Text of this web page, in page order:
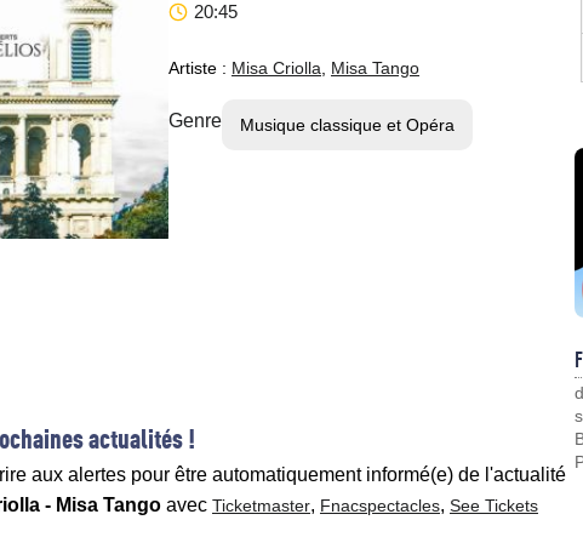
20:45
Artiste : Misa Criolla Misa Tango
Genre Musique classique et Opéra
actualités !
aux alertes pour être automatiquement informé(e) de l'actualité
- Misa Tango avec Ticketmaster, Fnacspectacles, See Tickets